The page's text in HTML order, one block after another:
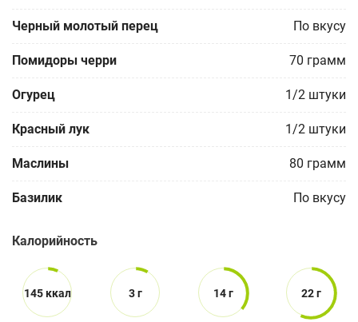
Черный молотый перец По вкусу
Помидоры черри 70 грамм
Огурец 1/2 штуки
Красный лук 1/2 штуки
Маслины 80 грамм
Базилик По вкусу
Калорийность
145 ккал 3 г 14 г 22 г